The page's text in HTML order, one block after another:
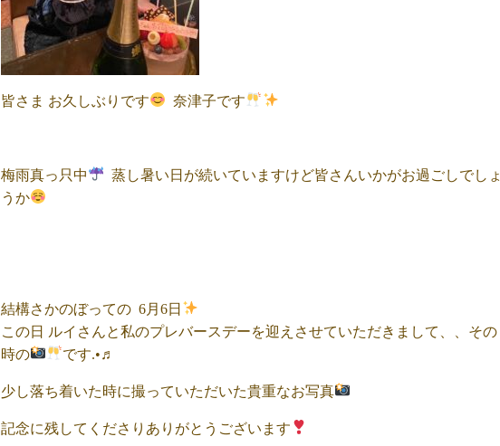
皆さま お久しぶりです 奈津子です
梅雨真っ只中
蒸し暑い日が続いていますけど皆さんいかがお過ごしでしょ
うか
結構さかのぼっての 6月6日
この日 ルイさんと私のプレバースデーを迎えさせていただきまして、、その
時の
です.•♬
少し落ち着いた時に撮っていただいた貴重なお写真
記念に残してくださりありがとうございます